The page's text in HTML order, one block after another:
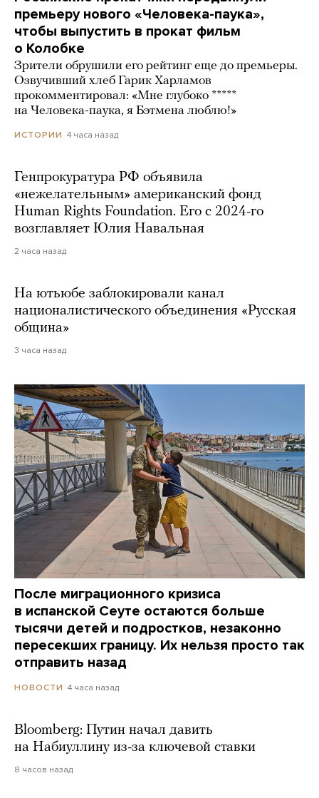
премьеру нового «Человека-паука»,
чтобы выпустить в прокат фильм
о Колобке
Зрители обрушили его рейтинг еще до премьеры.
Озвучивший хлеб Гарик Харламов
прокомментировал: «Мне глубоко *****
на Человека-паука, я Бэтмена люблю!»
ИСТОРИИ 4 часа назад
Генпрокуратура РФ объявила
«нежелательным» американский фонд
Human Rights Foundation. Его с 2024-го
возглавляет Юлия Навальная
2 часа назад
На ютьюбе заблокировали канал
националистического объединения «Русская
община»
3 часа назад
После миграционного кризиса
в испанской Сеуте остаются больше
тысячи детей и подростков, незаконно
пересекших границу. Их нельзя просто так
отправить назад
НОВОСТИ 4 часа назад
Bloomberg: Путин начал давить
на Набиуллину из-за ключевой ставки
8 часов назад